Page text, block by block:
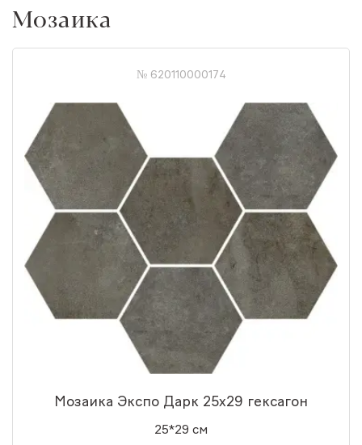
Мозаика
№ 620110000174
Мозаика Экспо Дарк 25x29 гексагон
25*29 см